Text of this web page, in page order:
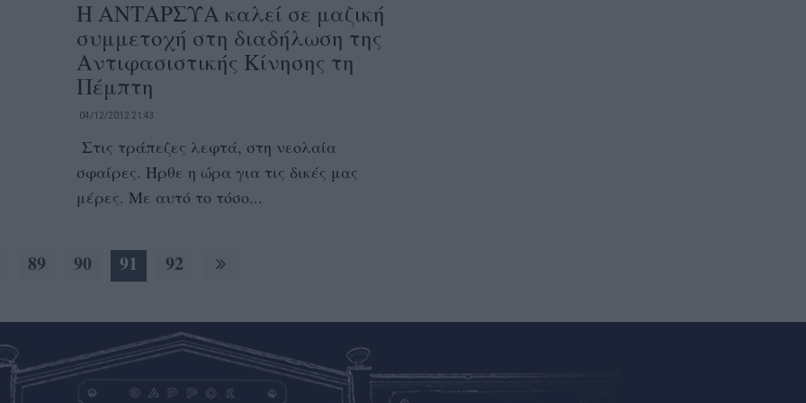
Η ΑΝΤΑΡΣΥΑ καλεί σε μαζική
συμμετοχή στη διαδήλωση της
Αντιφασιστικής Κίνησης τη
Πέμπτη
04/12/2012 21:43
Στις τράπεζες λεφτά, στη νεολαία
σφαίρες. Ήρθε η ώρα για τις δικές μας
μέρες. Με αυτό το τόσο...
89 90 91 92